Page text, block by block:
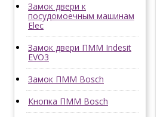
Замок двери к
посудомоечным машинам
Elec
Замок двери ПММ Indesit
EVO3
Замок ПММ Bosch
Кнопка ПММ Bosch